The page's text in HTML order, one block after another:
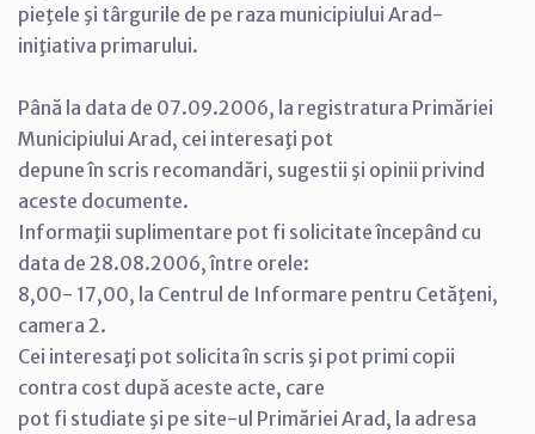
pieţele şi târgurile de pe raza municipiului Arad-
iniţiativa primarului.
Până la data de 07.09.2006, la registratura Primăriei
Municipiului Arad, cei interesaţi pot
depune în scris recomandări, sugestii şi opinii privind
aceste documente.
Informaţii suplimentare pot fi solicitate începând cu
data de 28.08.2006, între orele:
8,00- 17,00, la Centrul de Informare pentru Cetăţeni,
camera 2.
Cei interesaţi pot solicita în scris şi pot primi copii
contra cost după aceste acte, care
pot fi studiate şi pe site-ul Primăriei Arad, la adresa